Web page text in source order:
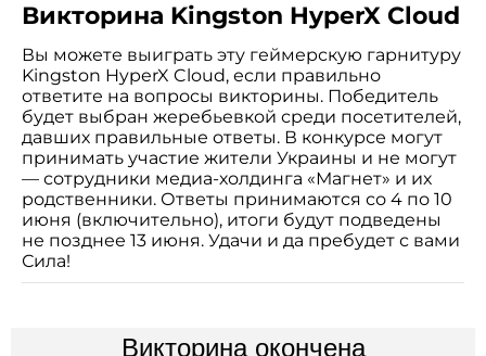
Викторина Kingston HyperX Cloud
Вы можете выиграть эту геймерскую гарнитуру
Kingston HyperX Cloud, если правильно
ответите на вопросы викторины. Победитель
будет выбран жеребьевкой среди посетителей,
давших правильные ответы. В конкурсе могут
принимать участие жители Украины и не могут
— сотрудники медиа-холдинга «Магнет» и их
родственники. Ответы принимаются со 4 по 10
июня (включительно), итоги будут подведены
не позднее 13 июня. Удачи и да пребудет с вами
Сила!
Викторина окончена